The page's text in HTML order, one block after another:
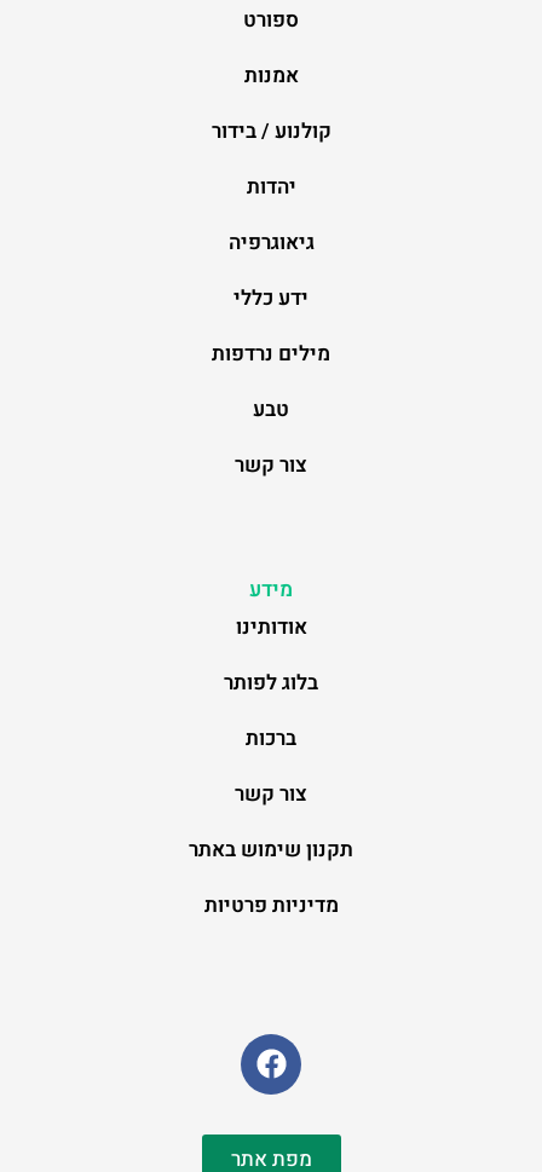
ספורט
אמנות
קולנוע / בידור
יהדות
גיאוגרפיה
ידע כללי
מילים נרדפות
טבע
צור קשר
מידע
אודותינו
בלוג לפותר
ברכות
צור קשר
תקנון שימוש באתר
מדיניות פרטיות
מפת אתר